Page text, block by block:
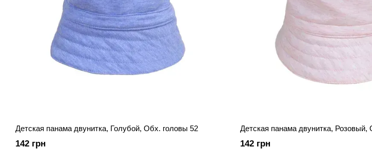
Детская панама двунитка, Голубой, Обх. головы 52
142 грн
Детская панама двунитка, Розовый,
142 грн